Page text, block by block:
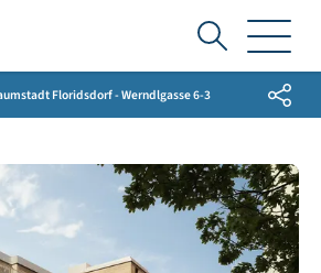
Ich
suche...
Floridsdorf - Werndlgasse 6-3 Share